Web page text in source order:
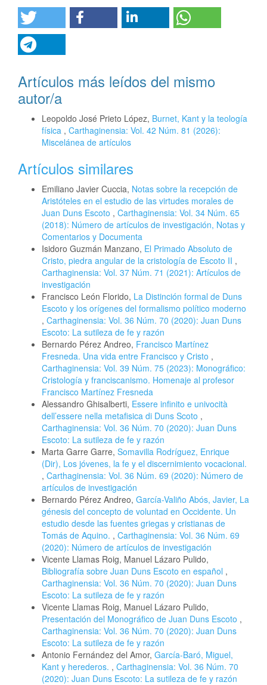
Artículos más leídos del mismo
autor/a
Leopoldo José Prieto López, Burnet, Kant y la teología
física , Carthaginensia: Vol. 42 Núm. 81 (2026):
Miscelánea de artículos
Artículos similares
Emiliano Javier Cuccia, Notas sobre la recepción de
Aristóteles en el estudio de las virtudes morales de
Juan Duns Escoto , Carthaginensia: Vol. 34 Núm. 65
(2018): Número de artículos de investigación, Notas y
Comentarios y Documenta
Isidoro Guzmán Manzano, El Primado Absoluto de
Cristo, piedra angular de la cristología de Escoto II ,
Carthaginensia: Vol. 37 Núm. 71 (2021): Artículos de
investigación
Francisco León Florido, La Distinción formal de Duns
Escoto y los orígenes del formalismo político moderno
, Carthaginensia: Vol. 36 Núm. 70 (2020): Juan Duns
Escoto: La sutileza de fe y razón
Bernardo Pérez Andreo, Francisco Martínez
Fresneda. Una vida entre Francisco y Cristo ,
Carthaginensia: Vol. 39 Núm. 75 (2023): Monográfico:
Cristología y franciscanismo. Homenaje al profesor
Francisco Martínez Fresneda
Alessandro Ghisalberti, Essere infinito e univocità
dell’essere nella metafisica di Duns Scoto ,
Carthaginensia: Vol. 36 Núm. 70 (2020): Juan Duns
Escoto: La sutileza de fe y razón
Marta Garre Garre, Somavilla Rodríguez, Enrique
(Dir), Los jóvenes, la fe y el discernimiento vocacional.
, Carthaginensia: Vol. 36 Núm. 69 (2020): Número de
artículos de investigación
Bernardo Pérez Andreo, García-Valiño Abós, Javier, La
génesis del concepto de voluntad en Occidente. Un
estudio desde las fuentes griegas y cristianas de
Tomás de Aquino. , Carthaginensia: Vol. 36 Núm. 69
(2020): Número de artículos de investigación
Vicente Llamas Roig, Manuel Lázaro Pulido,
Bibliografía sobre Juan Duns Escoto en español ,
Carthaginensia: Vol. 36 Núm. 70 (2020): Juan Duns
Escoto: La sutileza de fe y razón
Vicente Llamas Roig, Manuel Lázaro Pulido,
Presentación del Monográfico de Juan Duns Escoto ,
Carthaginensia: Vol. 36 Núm. 70 (2020): Juan Duns
Escoto: La sutileza de fe y razón
Antonio Fernández del Amor, García-Baró, Miguel,
Kant y herederos. , Carthaginensia: Vol. 36 Núm. 70
(2020): Juan Duns Escoto: La sutileza de fe y razón